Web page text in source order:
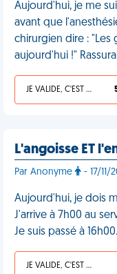
Aujourd'hui, je me
avant que
chirurgien dire : "Les
aujourd'hui !"
JE VALIDE, C'EST UNE VDM
L'angoisse ET
Par Anonyme - 17/11/
Aujourd'hui, je dois
J'arrive à 7h00 au
Je suis passé à
JE VALIDE, C'EST UNE VDM